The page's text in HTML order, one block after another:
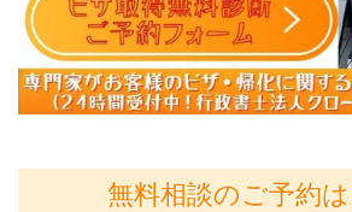
無料相談のご予約